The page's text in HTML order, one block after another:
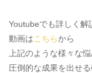
Youtubeでも詳しく解
動画はこちらから
上記のような様々な
圧倒的な成果を出せ